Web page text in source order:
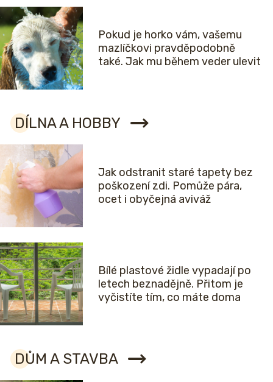
Pokud je horko vám, vašemu
mazlíčkovi pravděpodobně
také. Jak mu během veder ulevit
DÍLNA A HOBBY
Jak odstranit staré tapety bez
poškození zdi. Pomůže pára,
ocet i obyčejná aviváž
Bílé plastové židle vypadají po
letech beznadějně. Přitom je
vyčistíte tím, co máte doma
DŮM A STAVBA